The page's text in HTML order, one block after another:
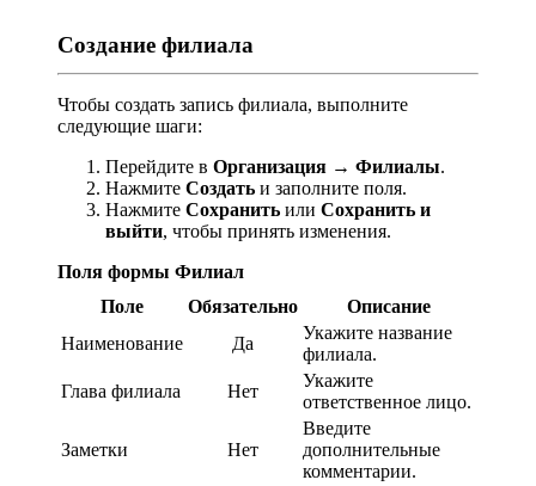
Создание филиала
Чтобы создать запись филиала, выполните
следующие шаги:
Перейдите в Организация → Филиалы.
Нажмите Создать и заполните поля.
Нажмите Сохранить или Сохранить и
выйти, чтобы принять изменения.
Поля формы Филиал
Поле
Обязательно
Описание
Наименование
Да
Укажите название
филиала.
Глава филиала
Нет
Укажите
ответственное лицо.
Заметки Нет
Введите
дополнительные
комментарии.